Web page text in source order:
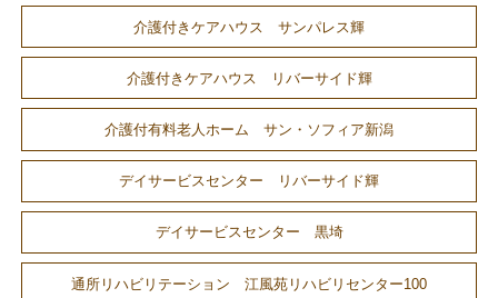
介護付きケアハウス サンパレス輝
介護付きケアハウス リバーサイド輝
介護付有料老人ホーム サン・ソフィア新潟
デイサービスセンター リバーサイド輝
デイサービスセンター 黒埼
通所リハビリテーション 江風苑リハビリセンター100